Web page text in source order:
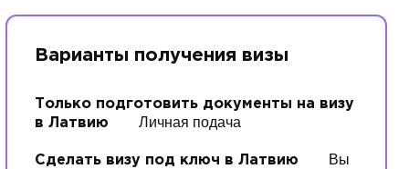
Варианты получения визы
Только подготовить документы на визу
в Латвию
Личная подача
Сделать визу под ключ в Латвию
Вы